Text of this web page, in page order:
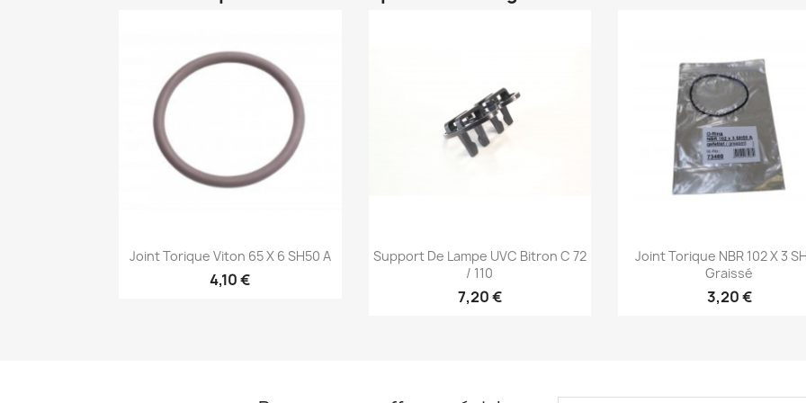
Aperçu rapide
Joint Torique Viton 65 X 6 SH50 A
4,10 €
Aperçu rapide
Support De Lampe UVC Bitron C 72
/ 110
7,20 €
Aperçu rapide
Joint Torique NBR 102 X 3
Graissé
3,20 €